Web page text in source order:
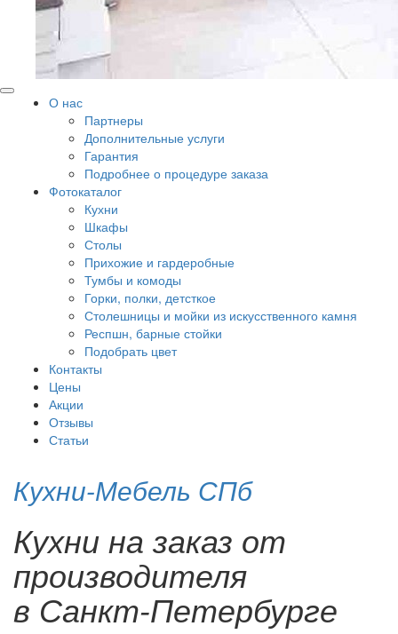
О нас
Партнеры
Дополнительные услуги
Гарантия
Подробнее о процедуре заказа
Фотокаталог
Кухни
Шкафы
Столы
Прихожие и гардеробные
Тумбы и комоды
Горки, полки, детсткое
Столешницы и мойки из искусственного камня
Респшн, барные стойки
Подобрать цвет
Контакты
Цены
Акции
Отзывы
Статьи
Кухни-Мебель СПб
Кухни на заказ от
производителя
в Санкт-Петербурге